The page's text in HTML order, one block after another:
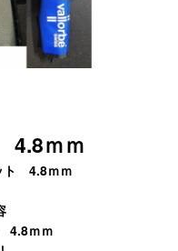
4.8ｍｍ
ト 4.8ｍｍ
4.8ｍｍ